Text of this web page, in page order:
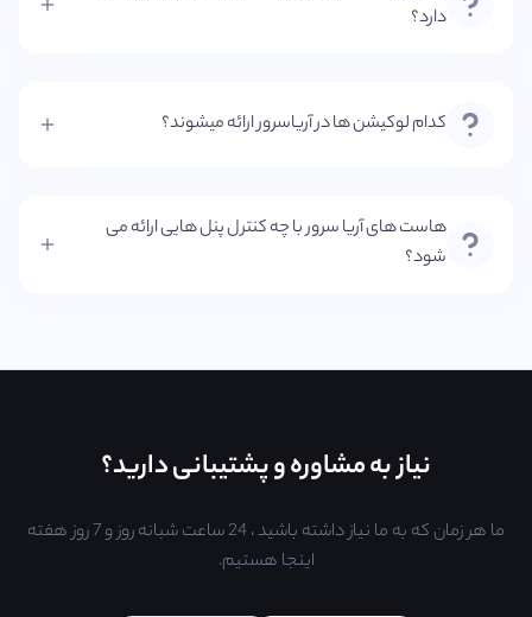
دارد؟
کدام لوکیشن ها در آریاسرور ارائه میشوند؟
هاست های آریا سرور با چه کنترل پنل هایی ارائه می
شود؟
نیاز به مشاوره و پشتیبانی دارید؟
ما هر زمان که به ما نیاز داشته باشید ، 24 ساعت شبانه روز و 7 روز هفته
اینجا هستیم.